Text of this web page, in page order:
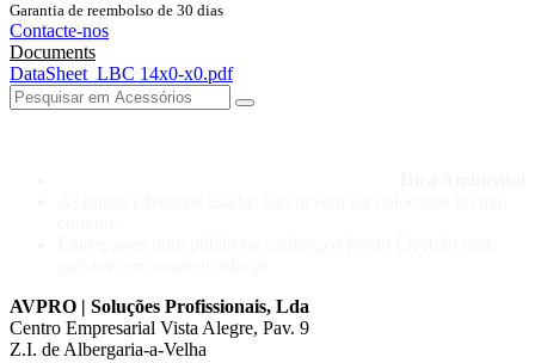
Garantia de reembolso de 30 dias
Contacte-nos
Documents
DataSheet_LBC 14x0-x0.pdf
AVPRO | Soluções Profissionais, Lda
Centro Empresarial Vista Alegre, Pav. 9
Z.I. de Albergaria-a-Velha